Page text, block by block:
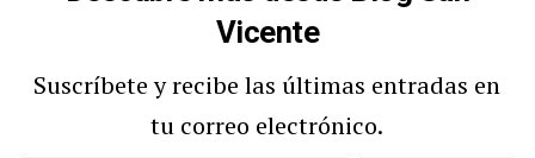
Vicente
Suscríbete y recibe las últimas entradas en
tu correo electrónico.